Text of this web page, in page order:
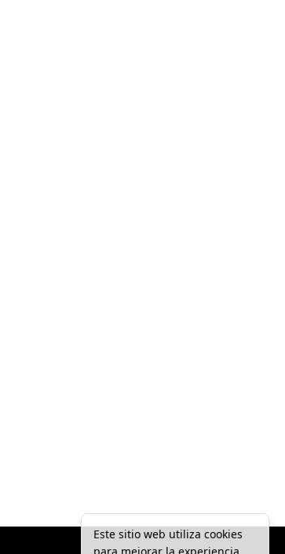
Este sitio web utiliza cookies
para mejorar la experiencia